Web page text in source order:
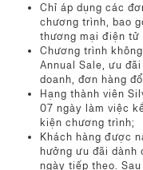
Chỉ áp dụng các
chương trình, bao
thương mại điện tử
Chương trình
Annual Sale, ưu
doanh, đơn hàng
Hạng thành viên
07 ngày làm việc
kiện chương trình;
Khách hàng được
hưởng ưu đãi dành
ngày tiếp theo.